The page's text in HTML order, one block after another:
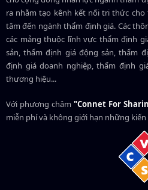
ra nhằm tạo kênh kết nối tri thức cho
tâm đến ngành thẩm định giá. Các
các mảng thuộc lĩnh vực thẩm định
sản, thẩm định giá động sản, thẩm
định giá doanh nghiệp, thẩm định
thương hiệu...
Với phương châm"Connet For
miễn phí và không giới hạn những